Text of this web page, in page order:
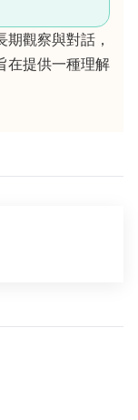
期觀察與對話，
在提供一種理解